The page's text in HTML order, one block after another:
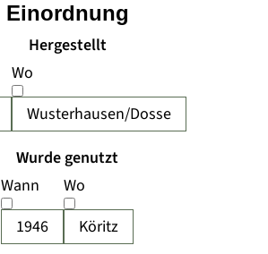
Hergestellt
Wo
Wusterhausen/Dosse
Wurde genutzt
Wann
1946
Wo
Köritz
Einordnung